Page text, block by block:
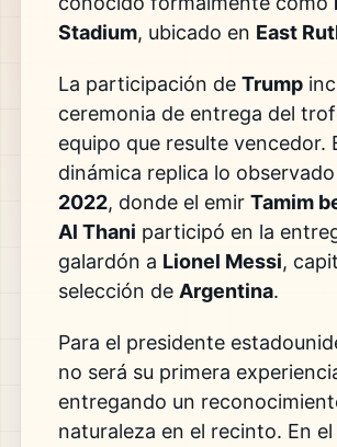
Stadium, ubicado en East
La participación de Trump
ceremonia de entrega del
equipo que resulte vencedor.
dinámica replica lo
2022, donde el emir Tamim
Al Thani participó en la
galardón a Lionel Messi,
selección de Argentina.
Para el presidente
no será su primera
entregando un
naturaleza en el recinto. En el